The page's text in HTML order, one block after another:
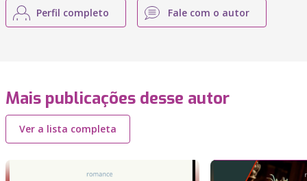
Perfil completo Fale com o autor
Mais publicações desse autor
Ver a lista completa